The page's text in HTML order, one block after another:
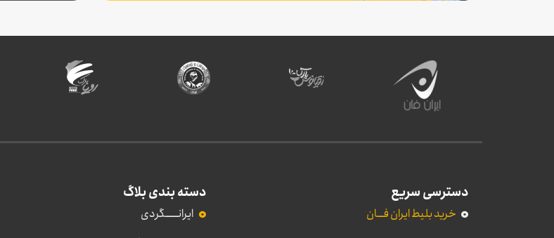
دسترسی سریع
خرید بلیط ایران فـــان
دسته بندی بلاگ
ایرانــــــگردی